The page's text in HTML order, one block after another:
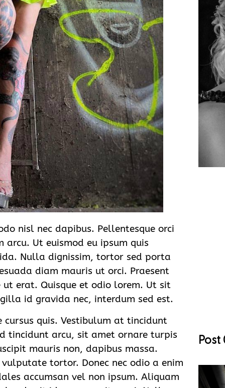
nisl nec dapibus. Pellentesque orci
Ut euismod eu ipsum quis
Nulla dignissim, tortor sed porta
diam mauris ut orci. Praesent
erat. Quisque et odio lorem. Ut sit
id gravida nec, interdum sed est.
quis. Vestibulum at tincidunt
tincidunt arcu, sit amet ornare turpis
mauris non, dapibus massa.
tortor. Donec nec odio a enim
accumsan vel non ipsum. Aliquam
Post